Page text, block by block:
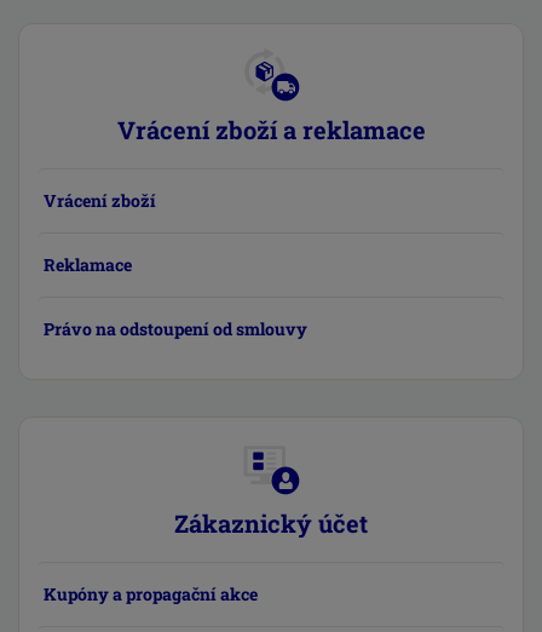
Vrácení zboží a reklamace
Vrácení zboží
Reklamace
Právo na odstoupení od smlouvy
Zákaznický účet
Kupóny a propagační akce